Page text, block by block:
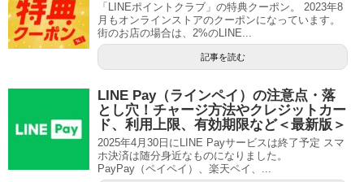
「LINEポイントクラブ」の特典クーポン。 2023年8
月もオンラインストアのクーポンになっています。
街のお店の場合は、2%のLINE...
記事を読む
LINE Pay（ラインペイ）の注意点・落
とし穴！チャージ方法やクレジットカー
ド、利用上限、有効期限など＜最新版＞
2025年4月30日にLINE Payサービスは終了予定 スマ
ホ決済は随分身近なものになりました。
PayPay（ペイペイ）、楽天ペイ、...